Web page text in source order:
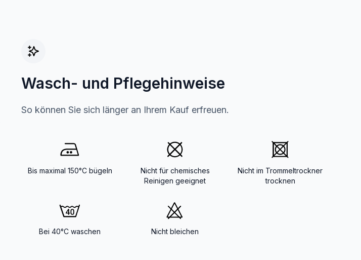
Wasch- und Pflegehinweise
So können Sie sich länger an Ihrem Kauf erfreuen.
Bis maximal 150°C bügeln
Nicht für chemisches
Reinigen geeignet
Nicht im Trommeltrockner
trocknen
Bei 40°C waschen Nicht bleichen